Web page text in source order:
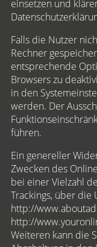
einsetzen und
Falls die Nutzer
Rechner
entsprechende
Browsers zu
in den
werden. Der
führen.
Ein genereller
Zwecken des
bei einer Vielzahl
Trackings, über die
http://
http://
Weiteren kann die